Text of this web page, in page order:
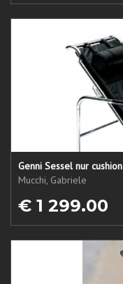
Genni Sessel nur cushion
Mucchi, Gabriele
€ 1 299.00